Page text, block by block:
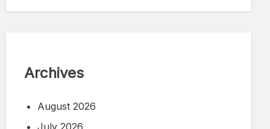
Archives
August 2026